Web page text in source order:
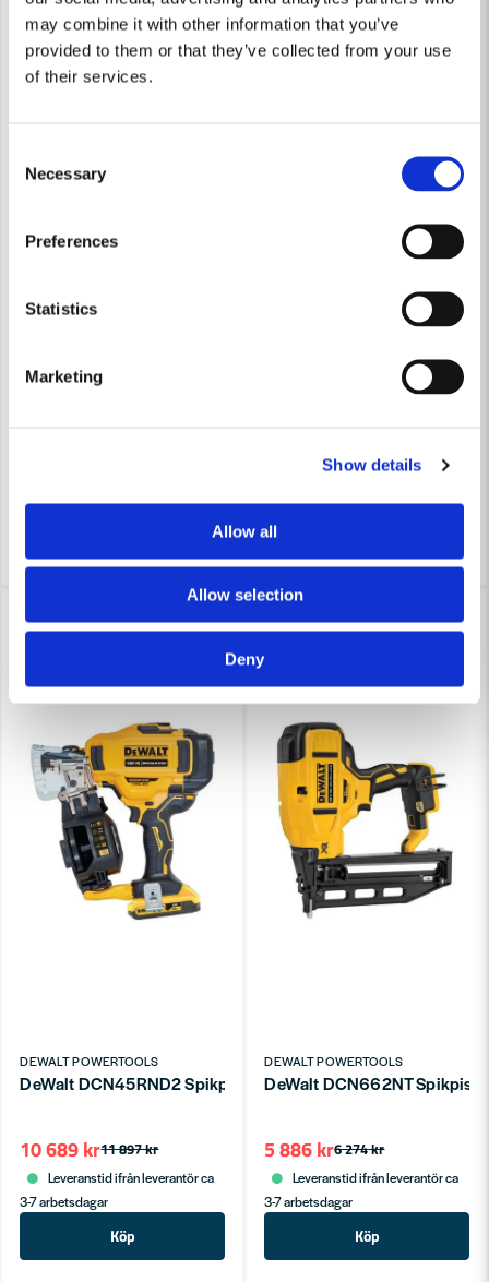
may combine it with other information that you’ve
provided to them or that they’ve collected from your use
of their services.
Selection
Necessary
Preferences
Statistics
Marketing
Show details
Allow all
Allow selection
Deny
DeWalt DCN662N Spikpistol 18V XR 16G Rak (utan batteri)
3-7 arbetsdagar
Leveranstid ifrån leverantör ca
3-7 arbetsdagar
DEWALT POWERTOOLS
DeWalt DCN45RND2 Spikpistol 18V XR Tak (2x2,0Ah)
11 897 kr
10 689 kr
Leveranstid ifrån leverantör ca
3-7 arbetsdagar
Köp
-10%
DEWALT POWERTOOLS
6 274 kr
5 886 kr
Leveranstid ifrån leverantör ca
3-7 arbetsdagar
Köp